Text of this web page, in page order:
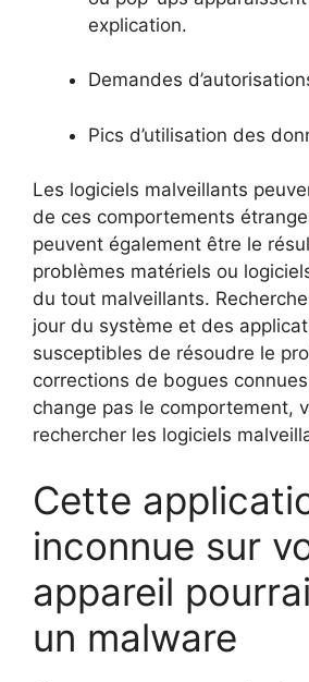
explication.
Demandes
Pics d’utilisation des
Les logiciels malveillants
de ces comportements
peuvent également être le
problèmes matériels ou
du tout malveillants.
jour du système et des
susceptibles de résoudre le
corrections de bogues
change pas le comportement,
rechercher les logiciels
Cette
inconnue sur
appareil
un malware